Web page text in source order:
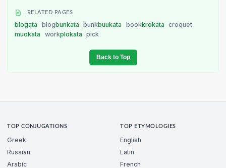
RELATED PAGES
blogata blogbunkata bunkbuukata bookkrokata
croquet
muokata
workplokata pick
Back to Top
TOP CONJUGATIONS
Greek
Russian
Arabic
TOP ETYMOLOGIES
English
Latin
French